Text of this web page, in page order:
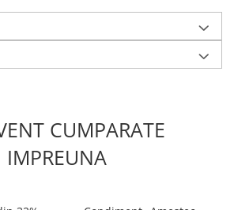
CUMPARATE
IMPREUNA